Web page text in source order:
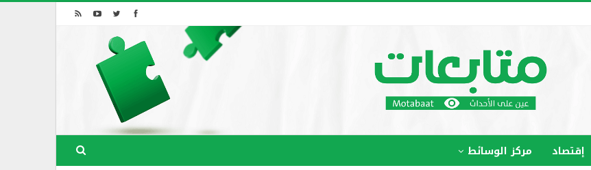
إقتصاد مركز الوسائط